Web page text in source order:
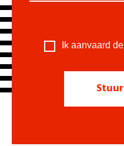
Ik aanvaard de